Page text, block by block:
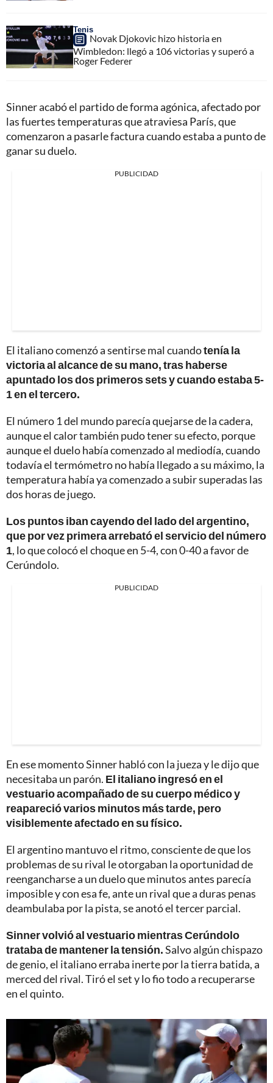
Tenis
Novak Djokovic hizo historia en
Wimbledon: llegó a 106 victorias y superó a
Roger Federer
Sinner acabó el partido de forma agónica, afectado por
las fuertes temperaturas que atraviesa París, que
comenzaron a pasarle factura cuando estaba a punto de
ganar su duelo.
PUBLICIDAD
El italiano comenzó a sentirse mal cuandotenía la
victoria al alcance de su mano, tras haberse
apuntado los dos primeros sets y cuando estaba 5-
1 en el tercero.
El número 1 del mundo parecía quejarse de la cadera,
aunque el calor también pudo tener su efecto, porque
aunque el duelo había comenzado al mediodía, cuando
todavía el termómetro no había llegado a su máximo, la
temperatura había ya comenzado a subir superadas las
dos horas de juego.
Los puntos iban cayendo del lado del argentino,
que por vez primera arrebató el servicio del número
1, lo que colocó el choque en 5-4, con 0-40 a favor de
Cerúndolo.
PUBLICIDAD
En ese momento Sinner habló con la jueza y le dijo que
necesitaba un parón. El italiano ingresó en el
vestuario acompañado de su cuerpo médico y
reapareció varios minutos más tarde, pero
visiblemente afectado en su físico.
El argentino mantuvo el ritmo, consciente de que los
problemas de su rival le otorgaban la oportunidad de
reengancharse a un duelo que minutos antes parecía
imposible y con esa fe, ante un rival que a duras penas
deambulaba por la pista, se anotó el tercer parcial.
Sinner volvió al vestuario mientras Cerúndolo
trataba de mantener la tensión.Salvo algún chispazo
de genio, el italiano erraba inerte por la tierra batida, a
merced del rival. Tiró el set y lo fio todo a recuperarse
en el quinto.